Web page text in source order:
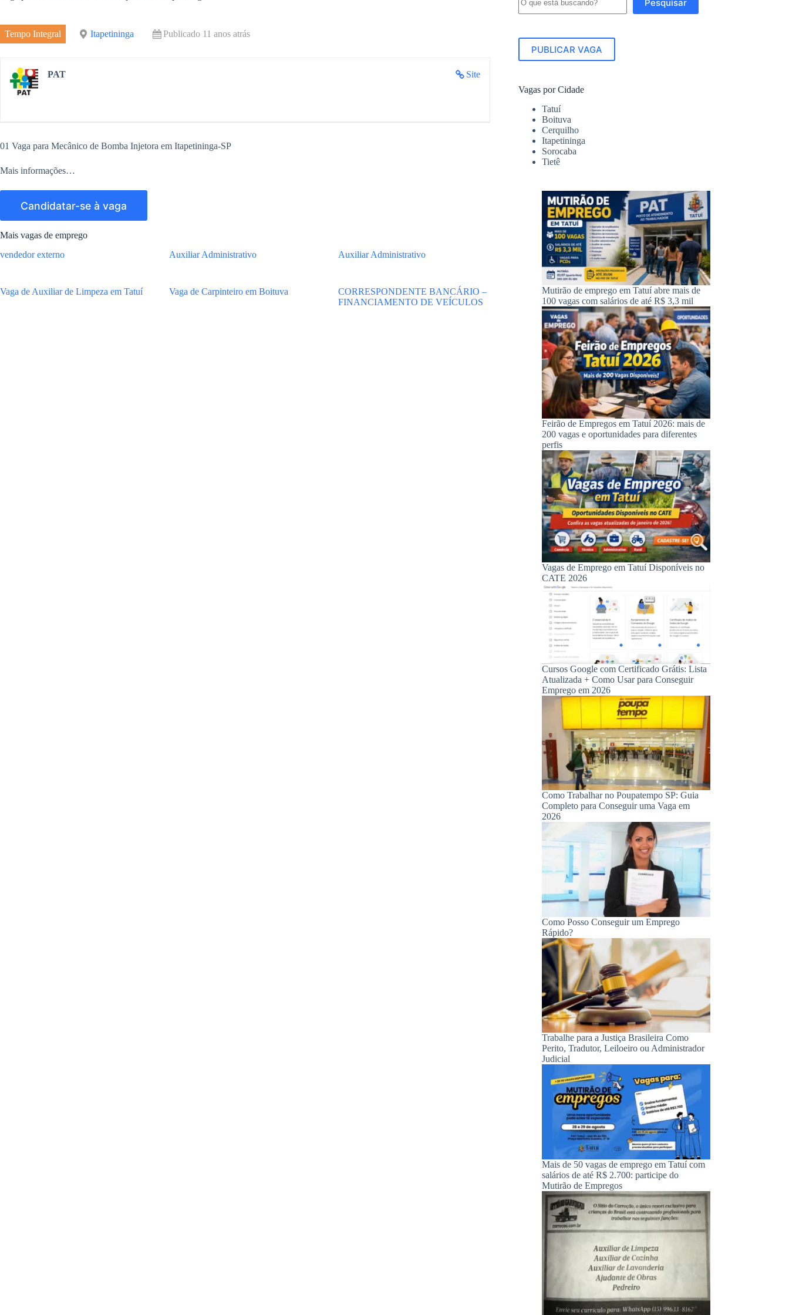
Tempo Integral Itapetininga Publicado 11 anos atrás
Site
PAT
01 Vaga para Mecânico de Bomba Injetora em Itapetininga-SP
Mais informações…
Mais vagas de emprego
vendedor externo
Auxiliar Administrativo Auxiliar Administrativo
Vaga de Auxiliar de Limpeza em Tatuí Vaga de Carpinteiro em Boituva
CORRESPONDENTE BANCÁRIO –
FINANCIAMENTO DE VEÍCULOS
Pesquisar
PUBLICAR VAGA
Vagas por Cidade
Tatuí
Boituva
Cerquilho
Itapetininga
Sorocaba
Tietê
Mutirão de emprego em Tatuí abre mais de
100 vagas com salários de até R$ 3,3 mil
Feirão de Empregos em Tatuí 2026: mais de
200 vagas e oportunidades para diferentes
perfis
Vagas de Emprego em Tatuí Disponíveis no
CATE 2026
Cursos Google com Certificado Grátis: Lista
Atualizada + Como Usar para Conseguir
Emprego em 2026
Como Trabalhar no Poupatempo SP: Guia
Completo para Conseguir uma Vaga em
2026
Como Posso Conseguir um Emprego
Rápido?
Trabalhe para a Justiça Brasileira Como
Perito, Tradutor, Leiloeiro ou Administrador
Judicial
Mais de 50 vagas de emprego em Tatuí com
salários de até R$ 2.700: participe do
Mutirão de Empregos
k
e